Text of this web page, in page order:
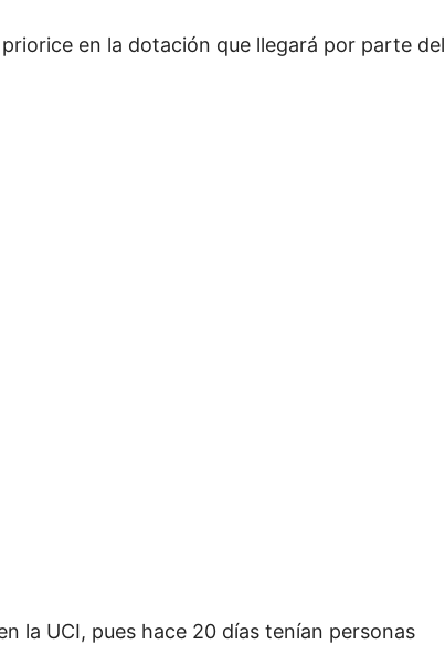
en la dotación que llegará por parte del
la UCI, pues hace 20 días tenían personas